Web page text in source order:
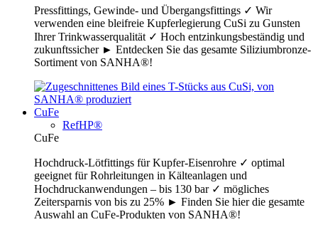
Pressfittings, Gewinde- und Übergangsfittings ✓ Wir
verwenden eine bleifreie Kupferlegierung CuSi zu Gunsten
Ihrer Trinkwasserqualität ✓ Hoch entzinkungsbeständig und
zukunftssicher ► Entdecken Sie das gesamte Siliziumbronze-
Sortiment von SANHA®!
CuFe
RefHP®
CuFe
Hochdruck-Lötfittings für Kupfer-Eisenrohre ✓ optimal
geeignet für Rohrleitungen in Kälteanlagen und
Hochdruckanwendungen – bis 130 bar ✓ mögliches
Zeitersparnis von bis zu 25% ► Finden Sie hier die gesamte
Auswahl an CuFe-Produkten von SANHA®!